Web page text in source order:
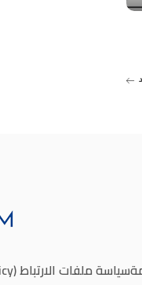
سياسة ملفات الارتباط (Cookie Policy)